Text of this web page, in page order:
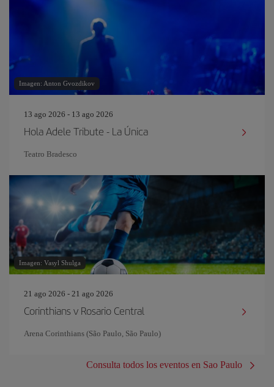
Imagen: Anton Gvozdikov
13 ago 2026 - 13 ago 2026
Hola Adele Tribute - La Única
Teatro Bradesco
Imagen: Vasyl Shulga
21 ago 2026 - 21 ago 2026
Corinthians v Rosario Central
Arena Corinthians (São Paulo, São Paulo)
Consulta todos los eventos en Sao Paulo